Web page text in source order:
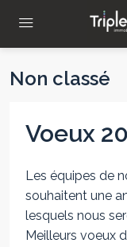
Non classé
Voeux
Les équipes de
souhaitent une
lesquels nous
Meilleurs voeux